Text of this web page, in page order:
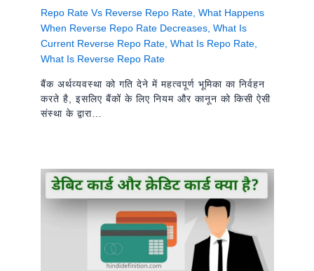
Repo Rate Vs Reverse Repo Rate, What Happens
When Reverse Repo Rate Decreases, What Is
Current Reverse Repo Rate, What Is Repo Rate,
What Is Reverse Repo Rate
बैंक अर्थव्यवस्था को गति देने में महत्वपूर्ण भूमिका का निर्वहन
करते है, इसलिए बैंकों के लिए नियम और कानून को किसी ऐसी
संस्था के द्वारा…